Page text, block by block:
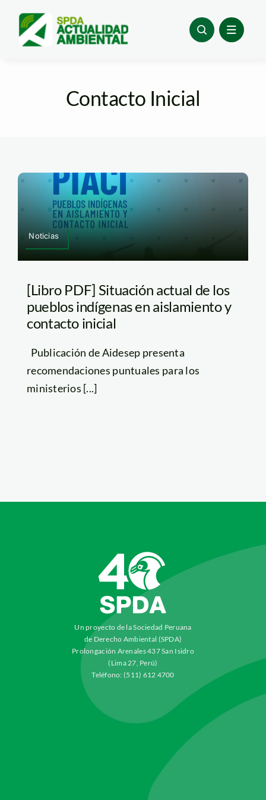
content
Contacto Inicial
Noticias
[Libro PDF] Situación actual de los
pueblos indígenas en aislamiento y
contacto inicial
Publicación de Aidesep presenta
recomendaciones puntuales para los
ministerios [...]
Un proyecto de la Sociedad Peruana
de Derecho Ambiental (SPDA)
Prolongación Arenales 437 San Isidro
(Lima 27, Perú)
Teléfono: (511) 612 4700